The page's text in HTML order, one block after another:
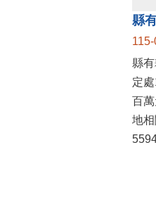
縣
縣
定
百
地